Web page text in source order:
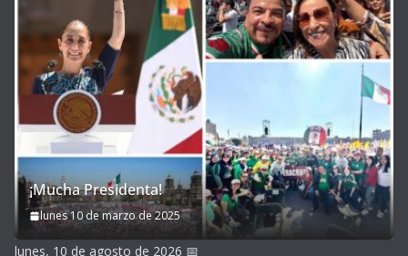
¡Mucha Presidenta!
lunes 10 de marzo de 2025
lunes, 10 de agosto de 2026 📅